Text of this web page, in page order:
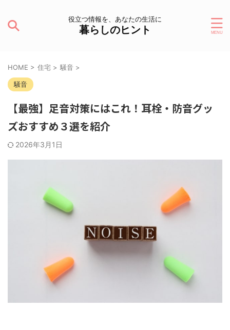
役立つ情報を、あなたの生活に
暮らしのヒント
HOME > 住宅 > 騒音 >
騒音
【最強】足音対策にはこれ！耳栓・防音グッ
ズおすすめ３選を紹介
2026年3月1日